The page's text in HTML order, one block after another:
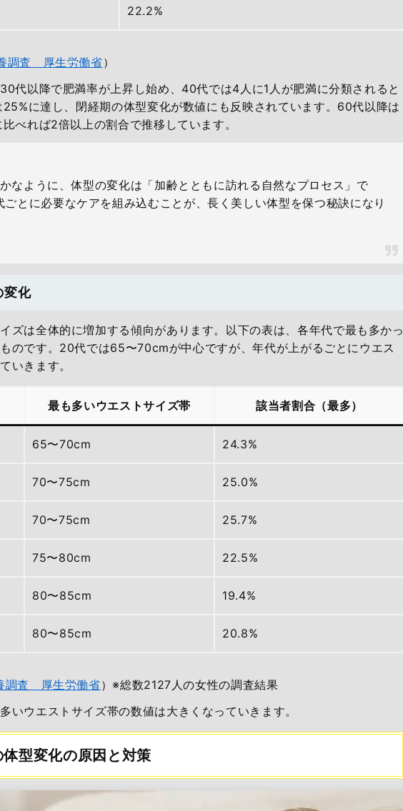
22.2%
調査 厚生労働省）
代以降で肥満率が上昇し始め、40代では4人に1人が肥満に分類されると
に達し、閉経期の体型変化が数値にも反映されています。60代以降は
べれば2倍以上の割合で推移しています。
なように、体型の変化は「加齢とともに訪れる自然なプロセス」で
とに必要なケアを組み込むことが、長く美しい体型を保つ秘訣になり
変化
ズは全体的に増加する傾向があります。以下の表は、各年代で最も多かっ
のです。20代では65〜70cmが中心ですが、年代が上がるごとにウエス
いきます。
最も多いウエストサイズ帯 該当者割合（最多）
65〜70cm 24.3%
70〜75cm 25.0%
70〜75cm 25.7%
75〜80cm 22.5%
80〜85cm 19.4%
80〜85cm 20.8%
調査 厚生労働省）※総数2127人の女性の調査結果
いウエストサイズ帯の数値は大きくなっていきます。
型変化の原因と対策